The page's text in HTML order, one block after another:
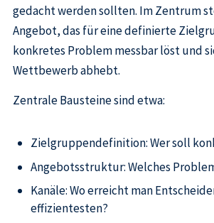
gedacht werden sollten. Im Zentrum
Angebot, das für eine definierte
konkretes Problem messbar löst und
Wettbewerb abhebt.
Zentrale Bausteine sind etwa:
Zielgruppendefinition: Wer soll
Angebotsstruktur: Welches
Kanäle: Wo erreicht man
effizientesten?